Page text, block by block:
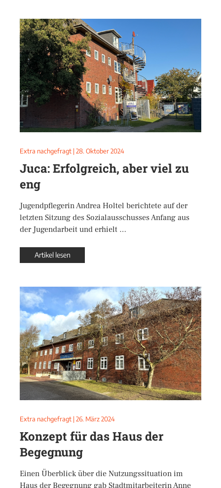
Extra nachgefragt | 28. Oktober 2024
Juca: Erfolgreich, aber viel zu
eng
Jugendpflegerin Andrea Holtel berichtete auf der
letzten Sitzung des Sozialausschusses Anfang aus
der Jugendarbeit und erhielt …
Artikel lesen
Extra nachgefragt | 26. März 2024
Konzept für das Haus der
Begegnung
Einen Überblick über die Nutzungssituation im
Haus der Begegnung gab Stadtmitarbeiterin Anne